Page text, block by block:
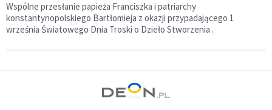
Wspólne przesłanie papieża Franciszka i patriarchy
konstantynopolskiego Bartłomieja z okazji przypadającego 1
września Światowego Dnia Troski o Dzieło Stworzenia .